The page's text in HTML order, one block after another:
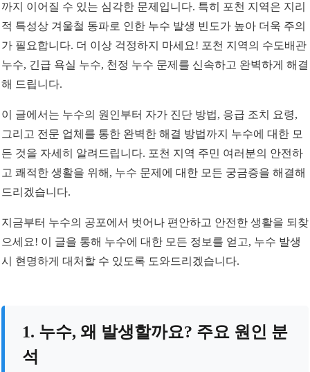
까지 이어질 수 있는 심각한 문제입니다. 특히 포천 지역은 지리
적 특성상 겨울철 동파로 인한 누수 발생 빈도가 높아 더욱 주의
가 필요합니다. 더 이상 걱정하지 마세요! 포천 지역의 수도배관
누수, 긴급 욕실 누수, 천정 누수 문제를 신속하고 완벽하게 해결
해 드립니다.
이 글에서는 누수의 원인부터 자가 진단 방법, 응급 조치 요령,
그리고 전문 업체를 통한 완벽한 해결 방법까지 누수에 대한 모
든 것을 자세히 알려드립니다. 포천 지역 주민 여러분의 안전하
고 쾌적한 생활을 위해, 누수 문제에 대한 모든 궁금증을 해결해
드리겠습니다.
지금부터 누수의 공포에서 벗어나 편안하고 안전한 생활을 되찾
으세요! 이 글을 통해 누수에 대한 모든 정보를 얻고, 누수 발생
시 현명하게 대처할 수 있도록 도와드리겠습니다.
1. 누수, 왜 발생할까요? 주요 원인 분
석